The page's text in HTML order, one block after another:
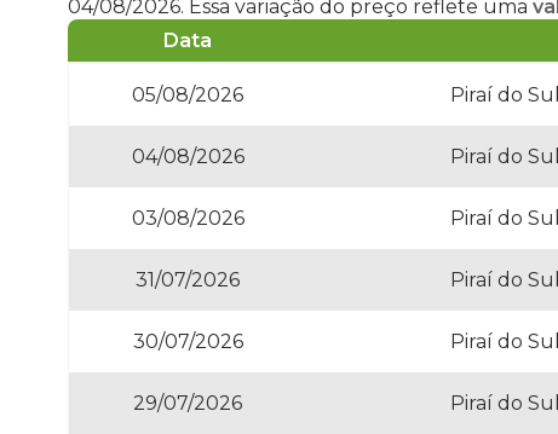
04/08/2026. Essa variação do preço reflete uma
Data
05/08/2026 Piraí do
04/08/2026 Piraí do
03/08/2026 Piraí do
31/07/2026 Piraí do
30/07/2026 Piraí do
29/07/2026 Piraí do